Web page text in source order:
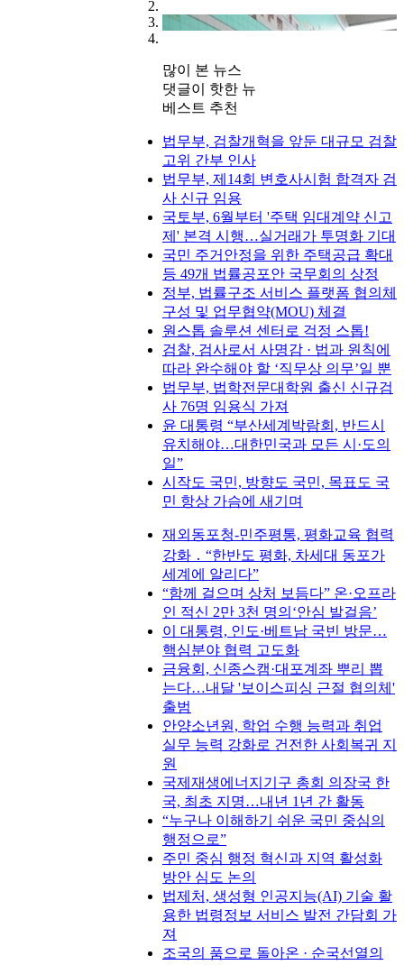
많이 본 뉴스
댓글이 핫한 뉴
베스트 추천
법무부, 검찰개혁을 앞둔 대규모 검찰
고위 간부 인사
법무부, 제14회 변호사시험 합격자 검
사 신규 임용
국토부, 6월부터 '주택 임대계약 신고
제' 본격 시행…실거래가 투명화 기대
국민 주거안정을 위한 주택공급 확대
등 49개 법률공포안 국무회의 상정
정부, 법률구조 서비스 플랫폼 협의체
구성 및 업무협약(MOU) 체결
원스톱 솔루션 센터로 걱정 스톱!
검찰, 검사로서 사명감 · 법과 원칙에
따라 완수해야 할 ‘직무상 의무’일 뿐
법무부, 법학전문대학원 출신 신규검
사 76명 임용식 가져
윤 대통령 “부산세계박람회, 반드시
유치해야…대한민국과 모든 시·도의
일”
시작도 국민, 방향도 국민, 목표도 국
민 항상 가슴에 새기며
재외동포청-민주평통, 평화교육 협력
강화 ․ “한반도 평화, 차세대 동포가
세계에 알리다”
“함께 걸으며 상처 보듬다” 온·오프라
인 적신 2만 3천 명의‘안심 발걸음’
이 대통령, 인도·베트남 국빈 방문…
핵심분야 협력 고도화
금융회, 신종스캠·대포계좌 뿌리 뽑
는다…내달 '보이스피싱 근절 협의체'
출범
안양소년원, 학업 수행 능력과 취업
실무 능력 강화로 건전한 사회복귀 지
원
국제재생에너지기구 총회 의장국 한
국, 최초 지명…내년 1년 간 활동
“누구나 이해하기 쉬운 국민 중심의
행정으로”
주민 중심 행정 혁신과 지역 활성화
방안 심도 논의
법제처, 생성형 인공지능(AI) 기술 활
용한 법령정보 서비스 발전 간담회 가
져
조국의 품으로 돌아온 · 순국선열의